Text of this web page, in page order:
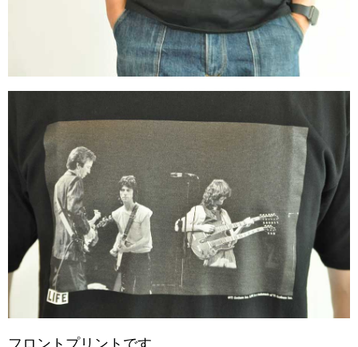
フロントプリントです。